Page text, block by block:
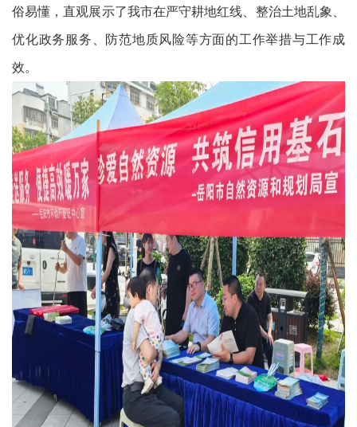
俗易懂，直观展示了我市在严守耕地红线、整治土地乱象、
优化政务服务、防范地质风险等方面的工作举措与工作成
效。